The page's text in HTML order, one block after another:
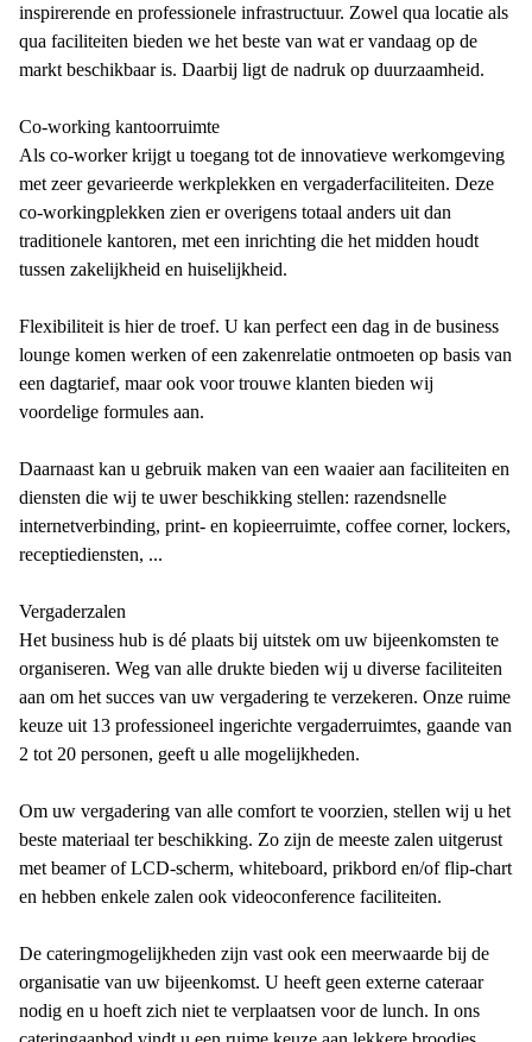
inspirerende en professionele infrastructuur. Zowel qua locatie als
qua faciliteiten bieden we het beste van wat er vandaag op de
markt beschikbaar is. Daarbij ligt de nadruk op duurzaamheid.
Co-working kantoorruimte
Als co-worker krijgt u toegang tot de innovatieve werkomgeving
met zeer gevarieerde werkplekken en vergaderfaciliteiten. Deze
co-workingplekken zien er overigens totaal anders uit dan
traditionele kantoren, met een inrichting die het midden houdt
tussen zakelijkheid en huiselijkheid.
Flexibiliteit is hier de troef. U kan perfect een dag in de business
lounge komen werken of een zakenrelatie ontmoeten op basis van
een dagtarief, maar ook voor trouwe klanten bieden wij
voordelige formules aan.
Daarnaast kan u gebruik maken van een waaier aan faciliteiten en
diensten die wij te uwer beschikking stellen: razendsnelle
internetverbinding, print- en kopieerruimte, coffee corner, lockers,
receptiediensten, ...
Vergaderzalen
Het business hub is dé plaats bij uitstek om uw bijeenkomsten te
organiseren. Weg van alle drukte bieden wij u diverse faciliteiten
aan om het succes van uw vergadering te verzekeren. Onze ruime
keuze uit 13 professioneel ingerichte vergaderruimtes, gaande van
2 tot 20 personen, geeft u alle mogelijkheden.
Om uw vergadering van alle comfort te voorzien, stellen wij u het
beste materiaal ter beschikking. Zo zijn de meeste zalen uitgerust
met beamer of LCD-scherm, whiteboard, prikbord en/of flip-chart
en hebben enkele zalen ook videoconference faciliteiten.
De cateringmogelijkheden zijn vast ook een meerwaarde bij de
organisatie van uw bijeenkomst. U heeft geen externe cateraar
nodig en u hoeft zich niet te verplaatsen voor de lunch. In ons